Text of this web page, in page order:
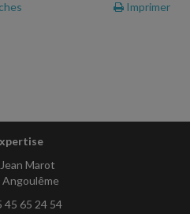
Imprimer
Marot
Angoulême
45 65 24 54